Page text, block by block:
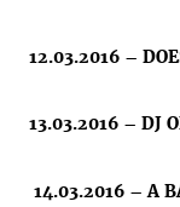
12.03.2016 –
13.03.2016 – DJ
14.03.2016 –A